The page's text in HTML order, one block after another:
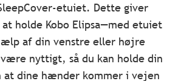
etuiet. Dette giver
holde Kobo Elipsa—med etuiet
af din venstre eller højre
nyttigt, så du kan holde din
at dine hænder kommer i vejen